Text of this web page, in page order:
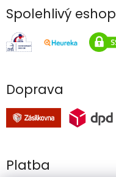
Spolehlivý eshop
Doprava
Platba